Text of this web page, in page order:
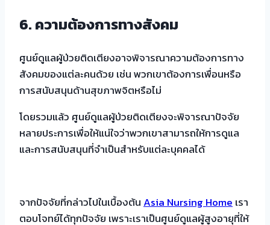
6. ความต้องการทางสังคม
ศูนย์ดูแลผู้ป่วยติดเตียงอาจพิจารณาความต้องการทาง
สังคมของแต่ละคนด้วย เช่น พวกเขาต้องการเพื่อนหรือ
การสนับสนุนด้านสุขภาพจิตหรือไม่
โดยรวมแล้ว ศูนย์ดูแลผู้ป่วยติดเตียงจะพิจารณาปัจจัย
หลายประการเพื่อให้แน่ใจว่าพวกเขาสามารถให้การดูแล
และการสนับสนุนที่จำเป็นสำหรับแต่ละบุคคลได้
จากปัจจัยที่กล่าวไปในเบื้องต้น Asia Nursing Home เรา
ตอบโจทย์ได้ทุกปัจจัย เพราะเราเป็นศูนย์ดูแลผู้สูงอายุที่ให้